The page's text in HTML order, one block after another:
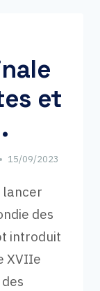
et
15/09/2023
lancer
des
introduit
XVIIe